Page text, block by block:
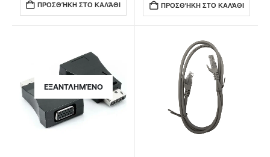
ΠΡΟΣΘΉΚΗ ΣΤΟ ΚΑΛΆΘΙ ΠΡΟΣΘΉΚΗ ΣΤΟ ΚΑΛΆΘΙ
ΕΞΑΝΤΛΗΜΈΝΟ